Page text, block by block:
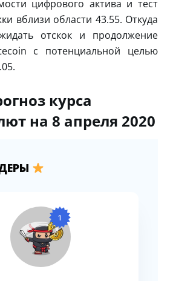
цифрового актива и тест
вблизи области 43.55. Откуда
отскок и продолжение
с потенциальной целью
курса
на 8 апреля 2020
1